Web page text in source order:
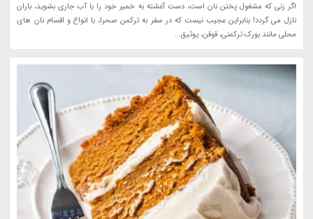
اگر زنی که مشغول پختن نان است، دست آغشته به خمیر خود را با آب جاری بشوید، باران
نازل می گردد! بنابراین عجیب نیست که در سفر به ترکمن صحرا، با انواع و اقسام نان های
محلی مانند بورک ترکمنی، قوقن، یوثیق...